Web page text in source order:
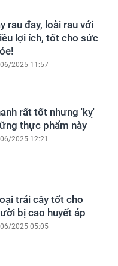
rau đay, loài rau với
lợi ích, tốt cho sức
2025 11:57
rất tốt nhưng 'kỵ'
thực phẩm này
2025 12:21
trái cây tốt cho
bị cao huyết áp
2025 05:05